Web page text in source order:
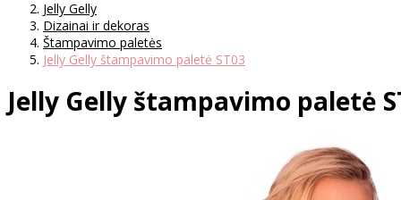
Jelly Gelly
Dizainai ir dekoras
Štampavimo paletės
Jelly Gelly štampavimo paletė ST03
Jelly Gelly štampavimo paletė